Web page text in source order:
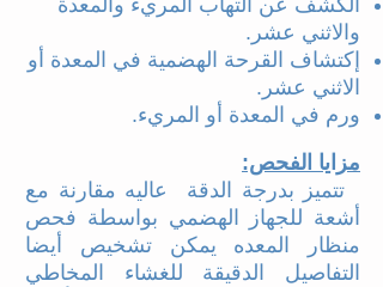
الكشف عن التهاب المريء والمعدة
والاثني عشر.
إكتشاف القرحة الهضمية في المعدة أو
الاثني عشر.
ورم في المعدة أو المريء.
مزايا الفحص:
تتميز بدرجة الدقة عاليه مقارنة مع
أشعة للجهاز الهضمي بواسطة فحص
منظار المعده يمكن تشخيص أيضا
التفاصيل الدقيقة للغشاء المخاطي